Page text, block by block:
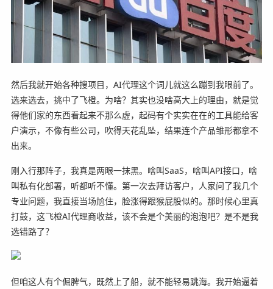
然后我就开始各种搜项目，AI代理这个词儿就这么蹦到我眼前了。
选来选去，挑中了飞橙。为啥？其实也没啥高大上的理由，就是觉
得他们家的东西看起来不那么虚，起码有个实实在在的工具能给客
户演示，不像有些公司，吹得天花乱坠，结果连个产品雏形都拿不
出来。
刚入行那阵子，我真是两眼一抹黑。啥叫SaaS，啥叫API接口，啥
叫私有化部署，听都听不懂。第一次去拜访客户，人家问了我几个
专业问题，我直接当场尬住，脸涨得跟猴屁股似的。那时候心里真
打鼓，这飞橙AI代理商收益，该不会是个美丽的泡泡吧？是不是我
选错路了？
但咱这人有个倔脾气，既然上了船，就不能轻易跳海。我开始逼着